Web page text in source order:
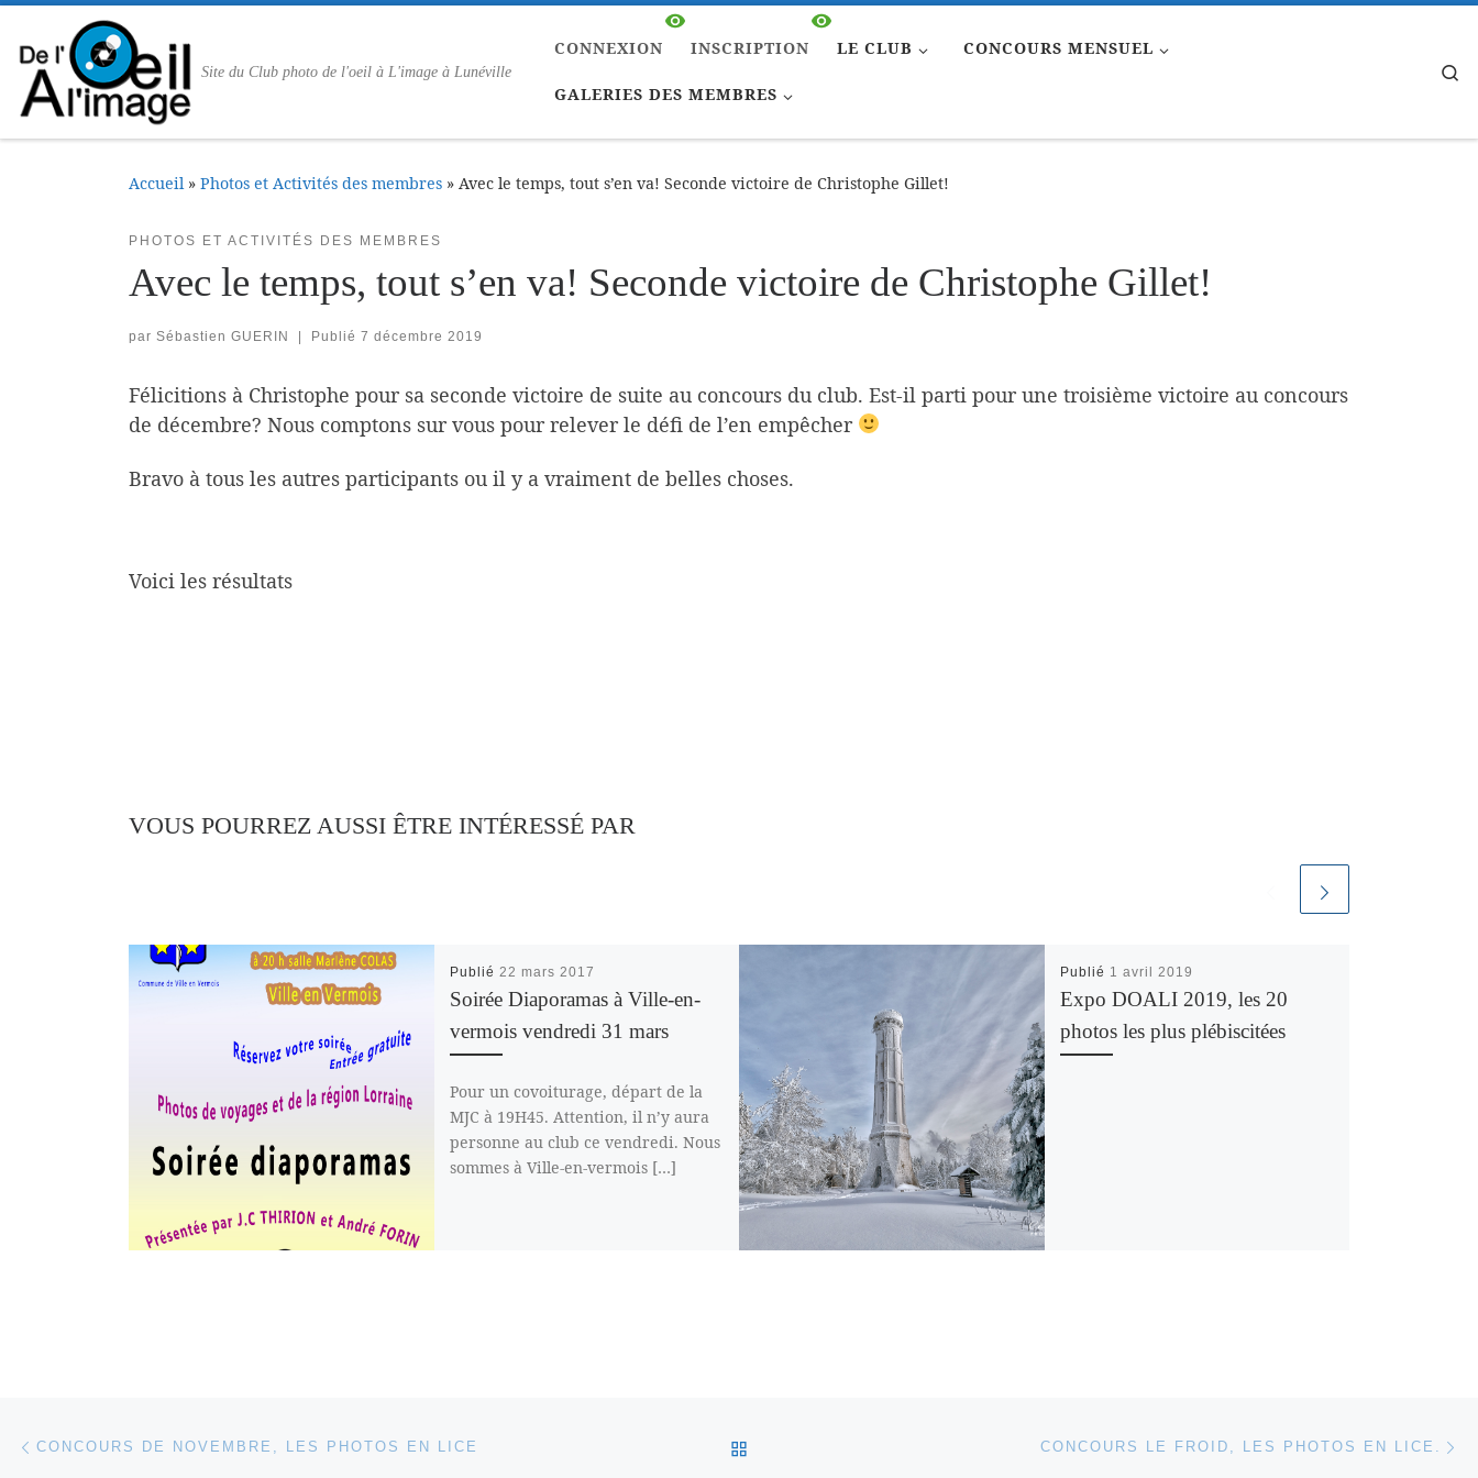
Passer au contenu
Site du Club photo de l'oeil à L'image à Lunéville
CONNEXION INSCRIPTION LE CLUB CONCOURS MENSUEL
GALERIES DES MEMBRES
Accueil » Photos et Activités des membres » Avec le temps, tout s’en va! Seconde victoire de Christophe Gillet!
PHOTOS ET ACTIVITÉS DES MEMBRES
Avec le temps, tout s’en va! Seconde victoire de Christophe Gillet!
par Sébastien GUERIN | Publié 7 décembre 2019
Félicitions à Christophe pour sa seconde victoire de suite au concours du club. Est-il parti pour une troisième victoire au concours
de décembre? Nous comptons sur vous pour relever le défi de l’en empêcher
Bravo à tous les autres participants ou il y a vraiment de belles choses.
Voici les résultats
VOUS POURREZ AUSSI ÊTRE INTÉRESSÉ PAR
Publié 22 mars 2017
Soirée Diaporamas à Ville-en-
vermois vendredi 31 mars
Pour un covoiturage, départ de la
MJC à 19H45. Attention, il n’y aura
personne au club ce vendredi. Nous
sommes à Ville-en-vermois […]
Publié 1 avril 2019
Expo DOALI 2019, les 20
photos les plus plébiscitées
Parcourir les articles
CONCOURS DE NOVEMBRE, LES PHOTOS EN LICE RETOUR À LA LISTE DES ARTICLESCONCOURS LE FROID, LES PHOTOS EN LICE.